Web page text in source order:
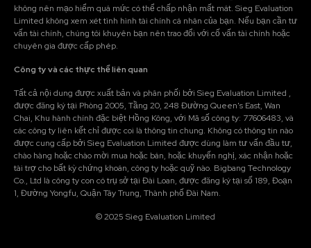
không nên mạo hiểm quá mức có thể chấp nhận mất mát. Sieg Evaluation
Limited không xem xét tình hình tài chính cá nhân của bạn. Nếu bạn cần tư
vấn tài chính, chúng tôi khuyên bạn nên trao đổi với cố vấn tài chính hoặc
chuyên gia được cấp phép.
Công ty và các thực thể liên quan
Tất cả nội dung được xuất bản và phân phối bởi Sieg Evaluation Limited ,
được đăng ký tại Phòng 2005, Tầng 20, 248 Đường Queen's East, Wan
Chai, Khu hành chính đặc biệt Hồng Kông, với Mã số công ty: 77606483, và
các công ty liên kết chỉ được coi là thông tin chung. Không có thông tin nào
được cung cấp bởi Sieg Evaluation Limited được dùng làm tư vấn đầu tư,
chào hàng hoặc chào mời mua hoặc bán, hoặc khuyến nghị, xác nhận hoặc
tài trợ cho bất kỳ chứng khoán, công ty hoặc quỹ nào. Bigbang Technology
Co., Ltd là công ty con có trụ sở tại Đài Loan, được đăng ký tại số 189, Đoạn
1, Đường Yongfu, Quận Tây Trung, Thành phố Đài Nam.
© 2025 Sieg Evaluation Limited